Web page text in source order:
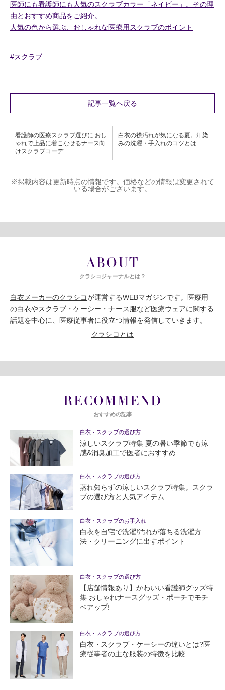
医師にも看護師にも人気のスクラブカラー「ネイビー」。その理
由とおすすめ商品をご紹介。
人気の色から選ぶ、おしゃれな医療用スクラブのポイント
#スクラブ
記事一覧へ戻る
看護師の医療スクラブ選びに おし
ゃれで上品に着こなせるナース向
けスクラブコーデ
白衣の襟汚れが気になる夏。汗染
みの洗濯・手入れのコツとは
※掲載内容は更新時点の情報です。価格などの情報は変更されて
いる場合がございます。
ABOUT
クラシコジャーナルとは？
白衣メーカーのクラシコが運営するWEBマガジンです。医療用
の白衣やスクラブ・ケーシー・ナース服など医療ウェアに関する
話題を中心に、医療従事者に役立つ情報を発信していきます。
クラシコとは
RECOMMEND
おすすめの記事
白衣・スクラブの選び方
涼しいスクラブ特集 夏の暑い季節でも涼
感&消臭加工で医者におすすめ
白衣・スクラブの選び方
蒸れ知らずの涼しいスクラブ特集。スクラ
ブの選び方と人気アイテム
白衣・スクラブのお手入れ
白衣を自宅で洗濯!汚れが落ちる洗濯方
法・クリーニングに出すポイント
白衣・スクラブの選び方
【店舗情報あり】かわいい看護師グッズ特
集 おしゃれナースグッズ・ポーチでモチ
ベアップ!
白衣・スクラブの選び方
白衣・スクラブ・ケーシーの違いとは?医
療従事者の主な服装の特徴を比較